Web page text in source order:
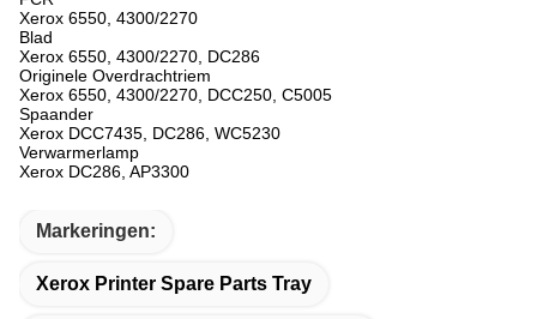
Xerox 6550, 4300/2270
Blad
Xerox 6550, 4300/2270, DC286
Originele Overdrachtriem
Xerox 6550, 4300/2270, DCC250, C5005
Spaander
Xerox DCC7435, DC286, WC5230
Verwarmerlamp
Xerox DC286, AP3300
Markeringen:
Xerox Printer Spare Parts Tray